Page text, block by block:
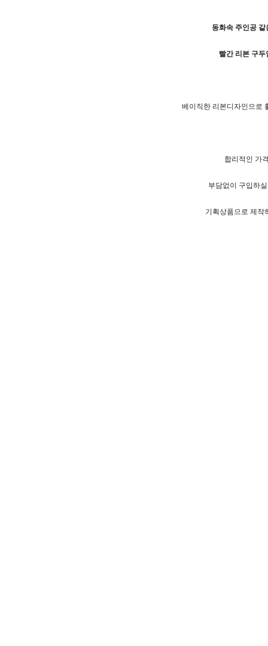
동화속 주인공 같
빨간 리본 구두
베이직한 리본디자인으로
합리적인 가
부담없이 구입하
기획상품으로 제작